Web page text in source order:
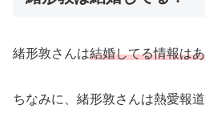
緒形敦さんは結婚してる情報は
ちなみに、緒形敦さんは熱愛報